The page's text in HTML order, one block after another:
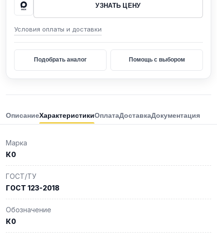
УЗНАТЬ ЦЕНУ
Условия оплаты и доставки
Подобрать аналог Помощь с выбором
ОписаниеХарактеристикиОплатаДоставкаДокументация
Марка
К0
ГОСТ/ТУ
ГОСТ 123-2018
Обозначение
К0